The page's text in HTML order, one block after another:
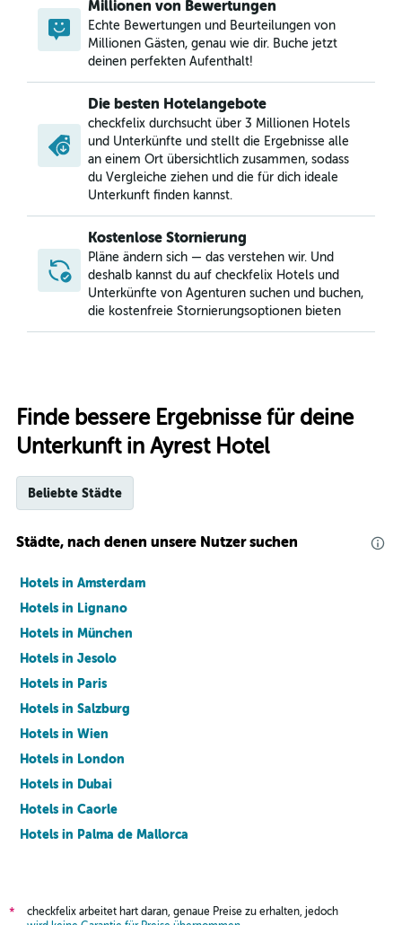
Millionen von Bewertungen
Echte Bewertungen und Beurteilungen von
Millionen Gästen, genau wie dir. Buche jetzt
deinen perfekten Aufenthalt!
Die besten Hotelangebote
checkfelix durchsucht über 3 Millionen Hotels
und Unterkünfte und stellt die Ergebnisse alle
an einem Ort übersichtlich zusammen, sodass
du Vergleiche ziehen und die für dich ideale
Unterkunft finden kannst.
Kostenlose Stornierung
Pläne ändern sich — das verstehen wir. Und
deshalb kannst du auf checkfelix Hotels und
Unterkünfte von Agenturen suchen und buchen,
die kostenfreie Stornierungsoptionen bieten
Finde bessere Ergebnisse für deine
Unterkunft in Ayrest Hotel
Beliebte Städte
Städte, nach denen unsere Nutzer suchen
Hotels in Amsterdam
Hotels in Lignano
Hotels in München
Hotels in Jesolo
Hotels in Paris
Hotels in Salzburg
Hotels in Wien
Hotels in London
Hotels in Dubai
Hotels in Caorle
Hotels in Palma de Mallorca
*
checkfelix arbeitet hart daran, genaue Preise zu erhalten, jedoch